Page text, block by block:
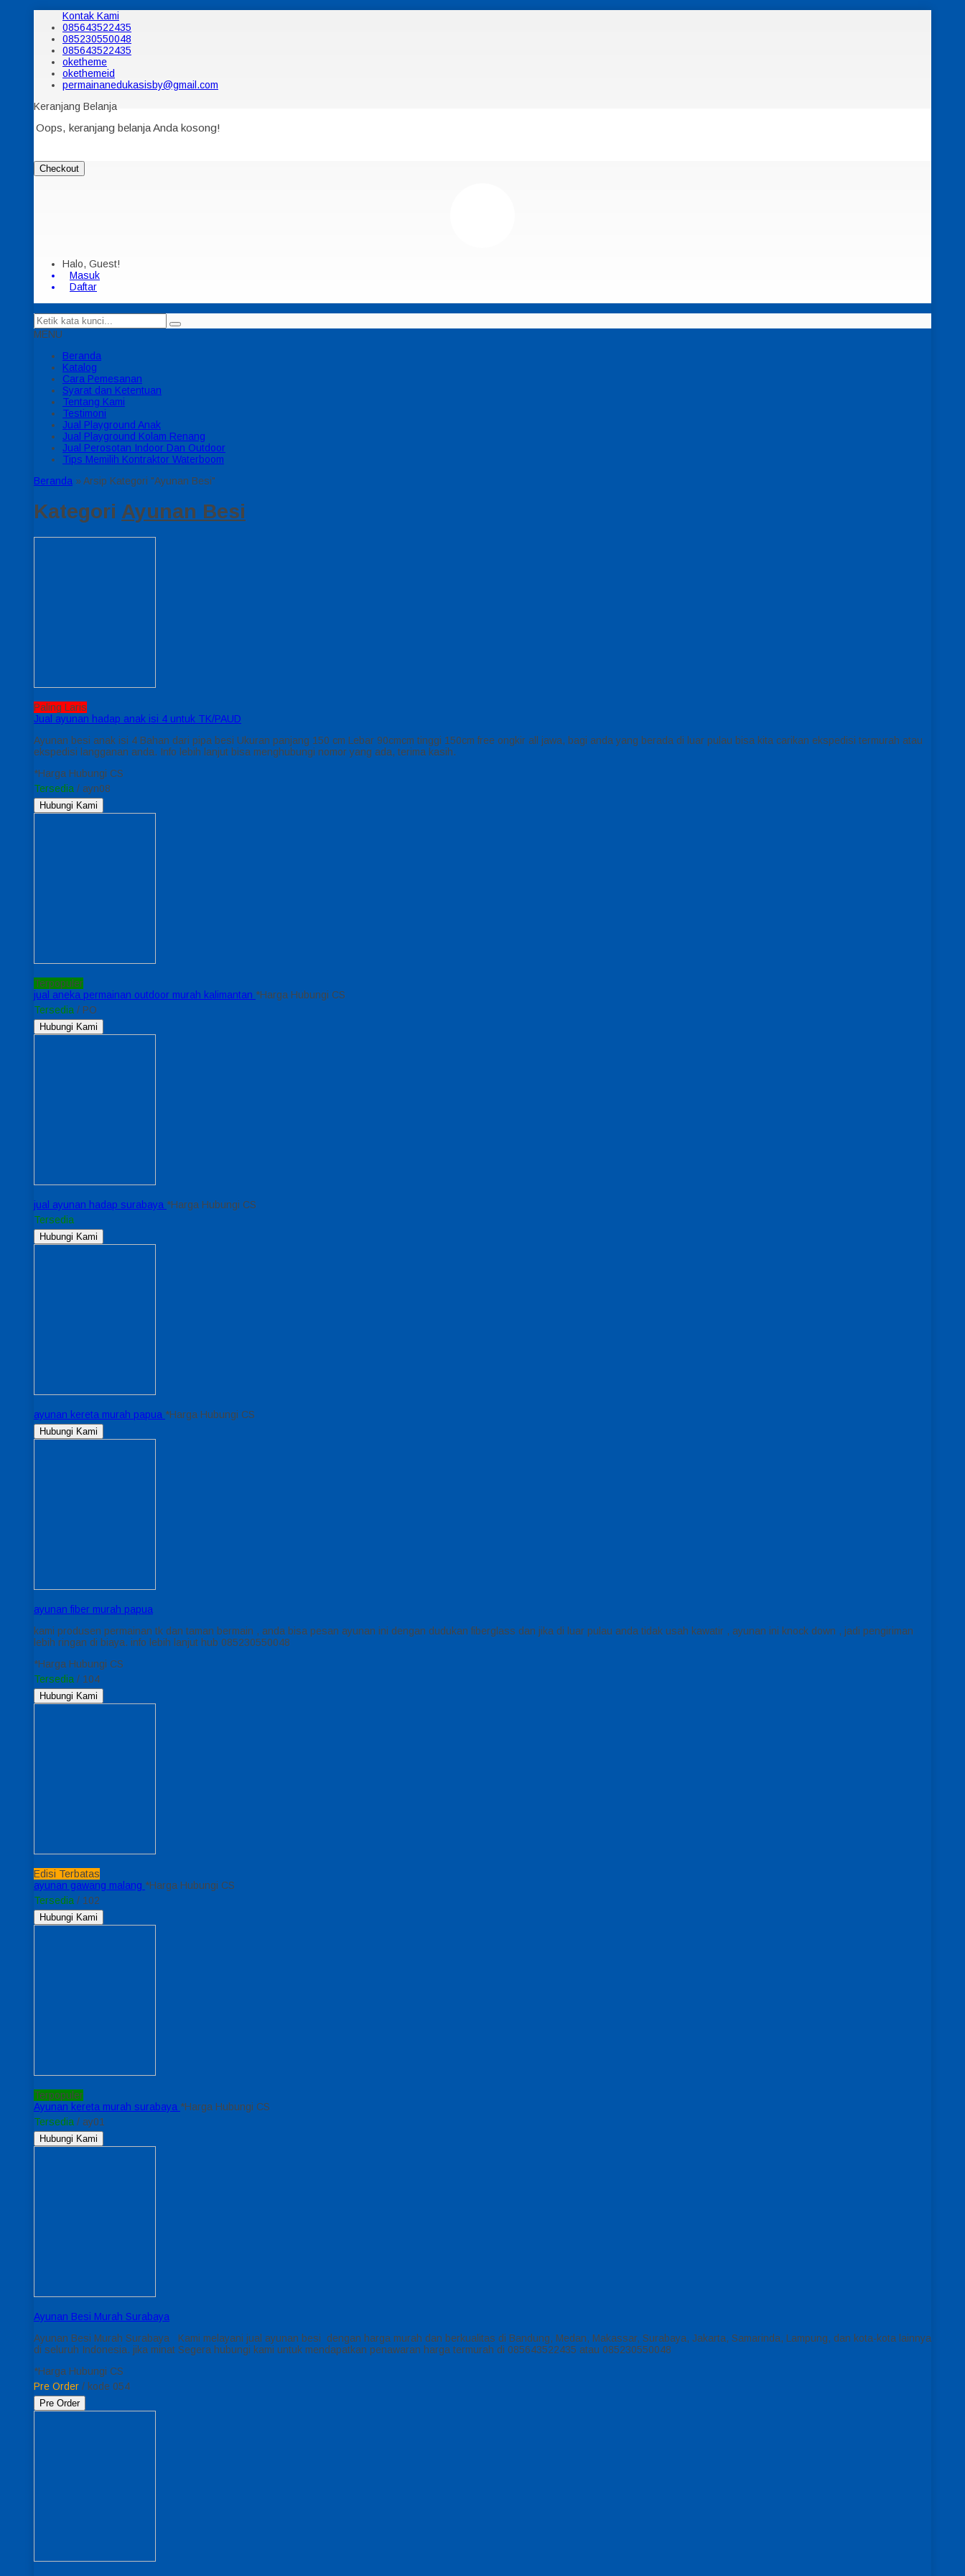
Kontak Kami
085643522435
085230550048
085643522435
oketheme
okethemeid
permainanedukasisby@gmail.com
Keranjang Belanja
Oops, keranjang belanja Anda kosong!
Checkout
Halo, Guest!
Masuk
Daftar
MENU
Beranda
Katalog
Cara Pemesanan
Syarat dan Ketentuan
Tentang Kami
Testimoni
Jual Playground Anak
Jual Playground Kolam Renang
Jual Perosotan Indoor Dan Outdoor
Tips Memilih Kontraktor Waterboom
Beranda »Arsip Kategori "Ayunan Besi"
Kategori Ayunan Besi
Paling Laris
Jual ayunan hadap anak isi 4 untuk TK/PAUD
Ayunan besi anak isi 4 Bahan dari pipa besi Ukuran panjang 150 cm Lebar 90cmcm tinggi 150cm free ongkir all jawa, bagi anda yang berada di luar pulau bisa kita carikan ekspedisi termurah atau
ekspedisi langganan anda. Info lebih lanjut bisa menghubungi nomor yang ada, terima kasih.
*Harga Hubungi CS
Tersedia / ayn08
Hubungi Kami
Terpopuler
jual aneka permainan outdoor murah kalimantan *Harga Hubungi CS
Tersedia / PO
Hubungi Kami
jual ayunan hadap surabaya *Harga Hubungi CS
Tersedia
Hubungi Kami
ayunan kereta murah papua *Harga Hubungi CS
Hubungi Kami
ayunan fiber murah papua
kami produsen permainan tk dan taman bermain , anda bisa pesan ayunan ini dengan dudukan fiberglass dan jika di luar pulau anda tidak usah kawatir , ayunan ini knock down , jadi pengiriman
lebih ringan di biaya. info lebih lanjut hub 085230550048
*Harga Hubungi CS
Tersedia / 104
Hubungi Kami
Edisi Terbatas
ayunan gawang malang *Harga Hubungi CS
Tersedia / 102
Hubungi Kami
Terpopuler
Ayunan kereta murah surabaya *Harga Hubungi CS
Tersedia / ay01
Hubungi Kami
Ayunan Besi Murah Surabaya
Ayunan Besi Murah Surabaya Kami melayani jual ayunan besi dengan harga murah dan berkualitas di Bandung, Medan, Makassar, Surabaya, Jakarta, Samarinda, Lampung, dan kota-kota lainnya
di seluruh Indonesia. jika minat Segera hubungi kami untuk mendapatkan penawaran harga termurah di 085643522435 atau 085230550048
*Harga Hubungi CS
Pre Order / kode 054
Pre Order